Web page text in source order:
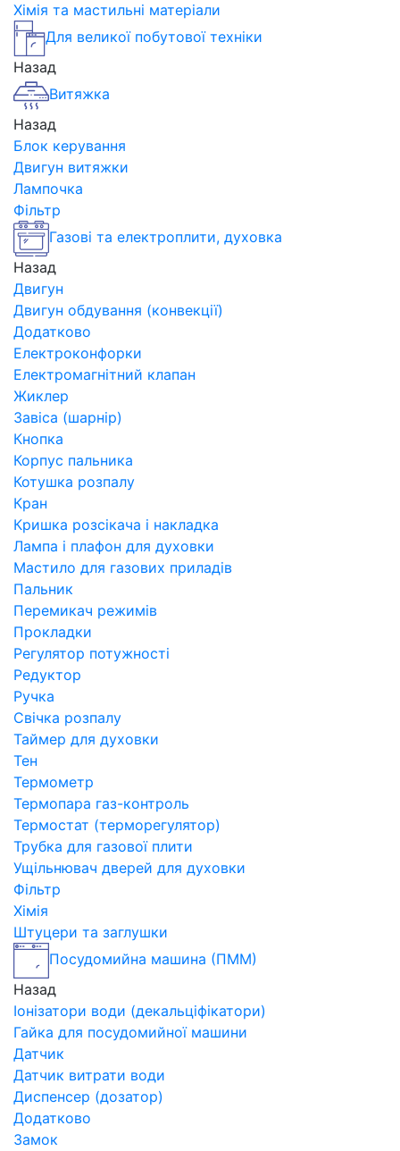
Хімія та мастильні матеріали
Для великої побутової техніки
Назад
Витяжка
Назад
Блок керування
Двигун витяжки
Лампочка
Фільтр
Газові та електроплити, духовка
Назад
Двигун
Двигун обдування (конвекції)
Додатково
Електроконфорки
Електромагнітний клапан
Жиклер
Завіса (шарнір)
Кнопка
Корпус пальника
Котушка розпалу
Кран
Кришка розсікача і накладка
Лампа і плафон для духовки
Мастило для газових приладів
Пальник
Перемикач режимів
Прокладки
Регулятор потужності
Редуктор
Ручка
Свічка розпалу
Таймер для духовки
Тен
Термометр
Термопара газ-контроль
Термостат (терморегулятор)
Трубка для газової плити
Ущільнювач дверей для духовки
Фільтр
Хімія
Штуцери та заглушки
Посудомийна машина (ПММ)
Назад
Іонізатори води (декальціфікатори)
Гайка для посудомийної машини
Датчик
Датчик витрати води
Диспенсер (дозатор)
Додатково
Замок